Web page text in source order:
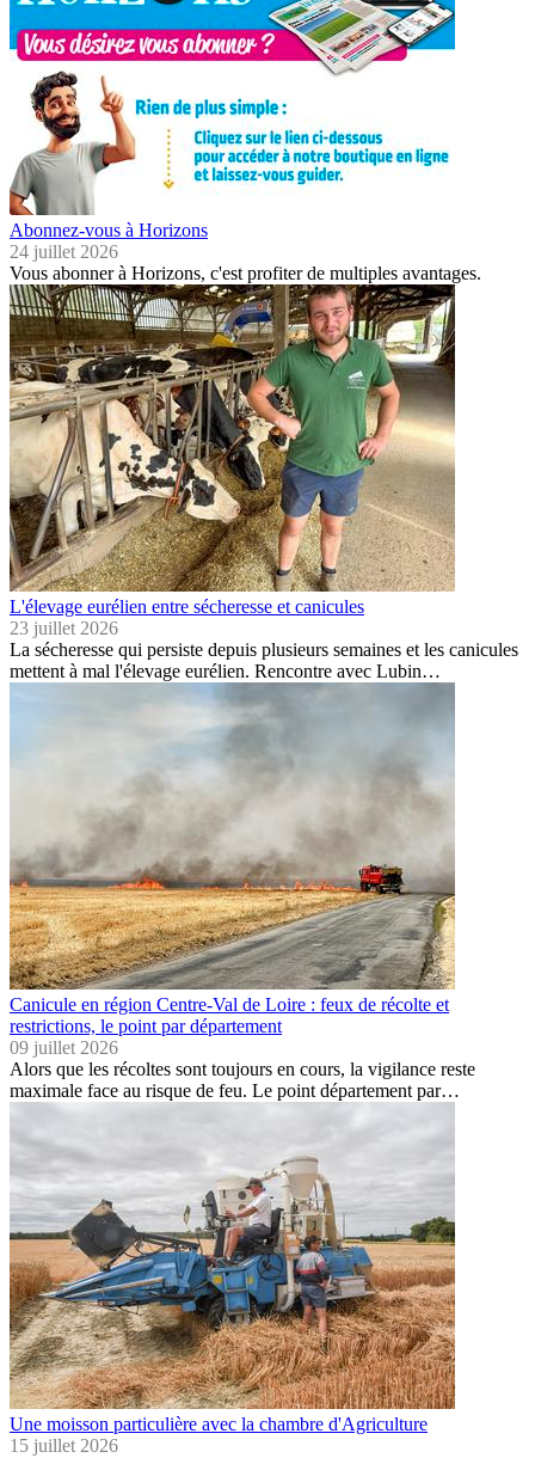
Abonnez-vous à Horizons
24 juillet 2026
Vous abonner à Horizons, c'est profiter de multiples avantages.
L'élevage eurélien entre sécheresse et canicules
23 juillet 2026
La sécheresse qui persiste depuis plusieurs semaines et les canicules
mettent à mal l'élevage eurélien. Rencontre avec Lubin…
Canicule en région Centre-Val de Loire : feux de récolte et
restrictions, le point par département
09 juillet 2026
Alors que les récoltes sont toujours en cours, la vigilance reste
maximale face au risque de feu. Le point département par…
Une moisson particulière avec la chambre d'Agriculture
15 juillet 2026